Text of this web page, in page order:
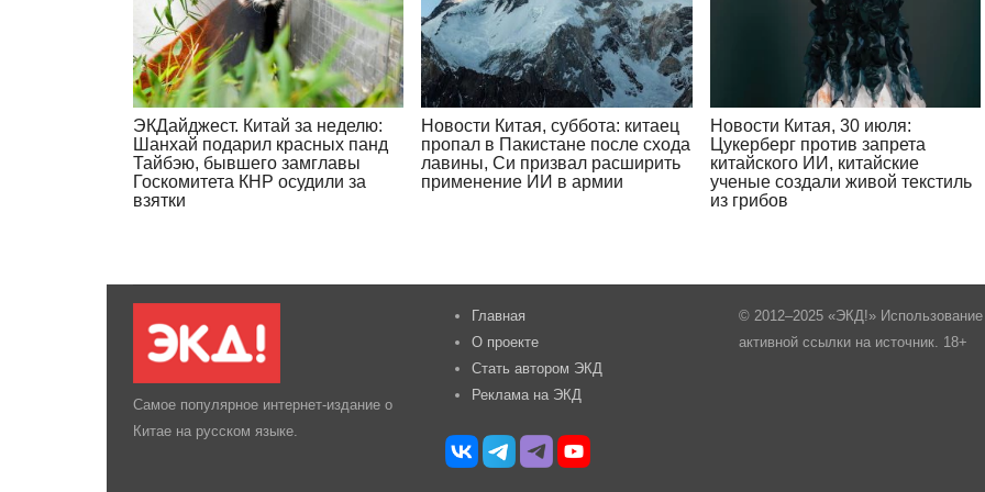
ЭКДайджест. Китай за неделю:
Шанхай подарил красных панд
Тайбэю, бывшего замглавы
Госкомитета КНР осудили за
взятки
Новости Китая, суббота: китаец
пропал в Пакистане после схода
лавины, Си призвал расширить
применение ИИ в армии
Новости Китая, 30 июля:
Цукерберг против запрета
китайского ИИ, китайские
ученые создали живой текстиль
из грибов
Самое популярное интернет-издание о
Китае на русском языке.
Главная
О проекте
Стать автором ЭКД
Реклама на ЭКД
© 2012–2025 «ЭКД!»
активной ссылки на источник. 18+